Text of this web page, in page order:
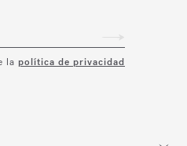
la política de privacidad